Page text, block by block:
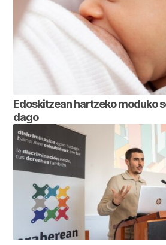
Edoskitzean hartzeko moduko
dago